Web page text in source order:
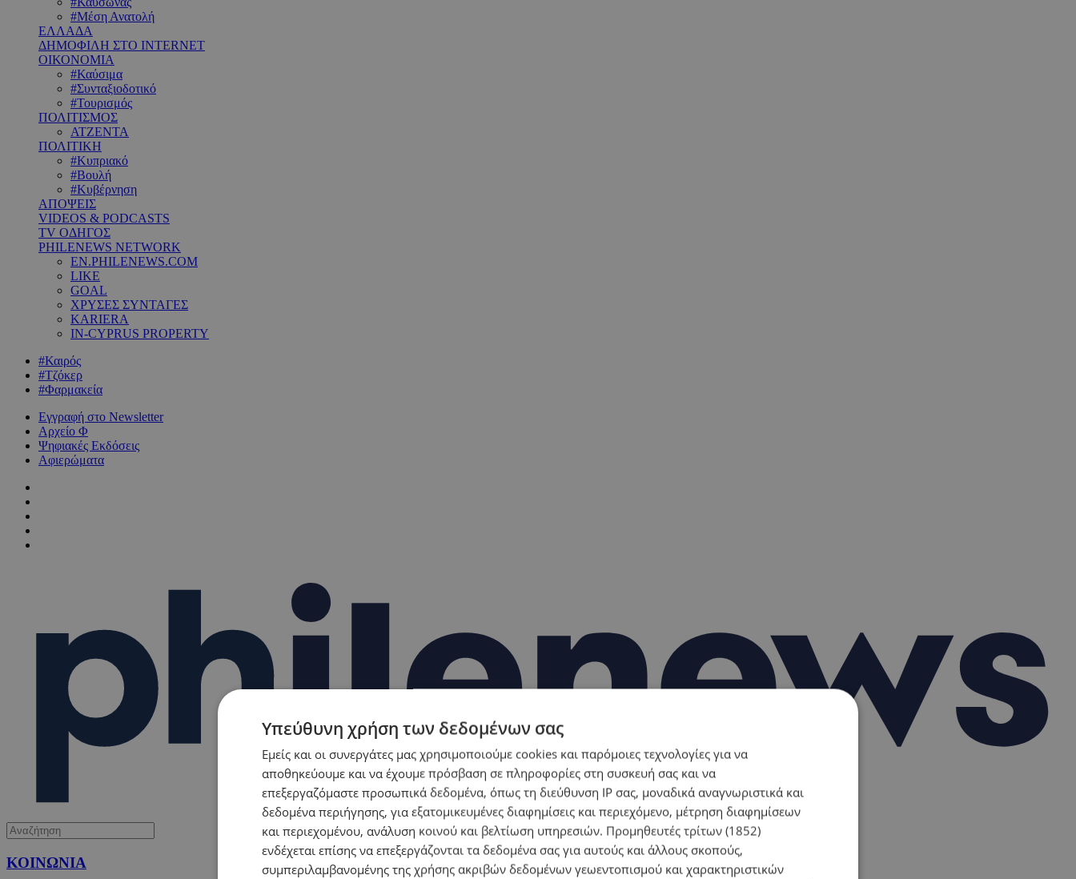
#Μέση Ανατολή
ΕΛΛΑΔΑ
ΔΗΜΟΦΙΛΗ ΣΤΟ INTERNET
ΟΙΚΟΝΟΜΙΑ
#Καύσιμα
#Συνταξιοδοτικό
#Τουρισμός
ΠΟΛΙΤΙΣΜΟΣ
ΑΤΖΕΝΤΑ
ΠΟΛΙΤΙΚΗ
#Κυπριακό
#Βουλή
#Κυβέρνηση
ΑΠΟΨΕΙΣ
VIDEOS & PODCASTS
TV ΟΔΗΓΟΣ
PHILENEWS NETWORK
EN.PHILENEWS.COM
LIKE
GOAL
ΧΡΥΣΕΣ ΣΥΝΤΑΓΕΣ
KARIERA
IN-CYPRUS PROPERTY
#Καιρός
#Τζόκερ
#Φαρμακεία
Εγγραφή στο Newsletter
Αρχείο Φ
Ψηφιακές Εκδόσεις
Αφιερώματα
ΚΟΙΝΩΝΙΑ
Υπεύθυνη χρήση των δεδομένων σας
Εμείς και οι συνεργάτες μας χρησιμοποιούμε cookies και παρόμοιες τεχνολογίες για να
αποθηκεύουμε και να έχουμε πρόσβαση σε πληροφορίες στη συσκευή σας και να
επεξεργαζόμαστε προσωπικά δεδομένα, όπως τη διεύθυνση IP σας, μοναδικά αναγνωριστικά και
δεδομένα περιήγησης, για εξατομικευμένες διαφημίσεις και περιεχόμενο, μέτρηση διαφημίσεων
και περιεχομένου, ανάλυση κοινού και βελτίωση υπηρεσιών. Προμηθευτές τρίτων (1852)
ενδέχεται επίσης να επεξεργάζονται τα δεδομένα σας για αυτούς και άλλους σκοπούς,
συμπεριλαμβανομένης της χρήσης ακριβών δεδομένων γεωεντοπισμού και χαρακτηριστικών